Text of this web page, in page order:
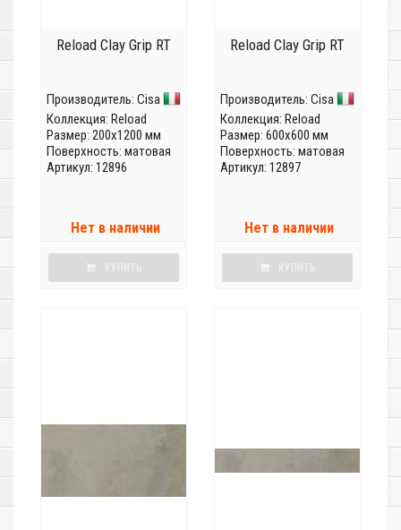
Reload Clay Grip RT
Производитель: Cisa
Коллекция: Reload
Размер: 200x1200 мм
Поверхность: матовая
Артикул: 12896
Нет в наличии
КУПИТЬ
Reload Clay Grip RT
Производитель: Cisa
Коллекция: Reload
Размер: 600x600 мм
Поверхность: матовая
Артикул: 12897
Нет в наличии
КУПИТЬ